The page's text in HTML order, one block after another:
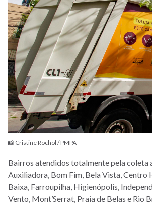
📸 Cristine Rochol / PMPA
Bairros atendidos totalmente pela coleta
Auxiliadora, Bom Fim, Bela Vista, Centro
Baixa, Farroupilha, Higienópolis,
Vento, Mont’Serrat, Praia de Belas e Rio